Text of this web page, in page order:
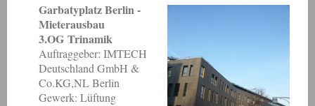
Garbatyplatz Berlin -
Mieterausbau
3.OG Trinamik
Auftraggeber: IMTECH
Deutschland GmbH &
Co.KG,NL Berlin
Gewerk: Lüftung